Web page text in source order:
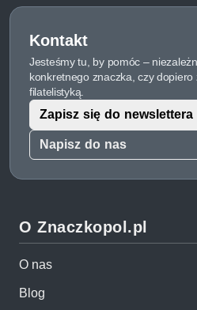
Kontakt
Jesteśmy tu, by pomóc –
konkretnego znaczka, czy
filatelistyką.
Napisz do nas
Zapisz się do newslettera
O Znaczkopol.pl
O nas
Blog